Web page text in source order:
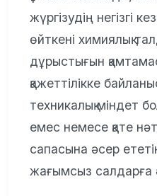
жүргізудің негізгі
өйткені химиялық
дұрыстығын
қажеттілікке
техникалық міндет
емес немесе қате
сапасына әсер
жағымсыз салдарға